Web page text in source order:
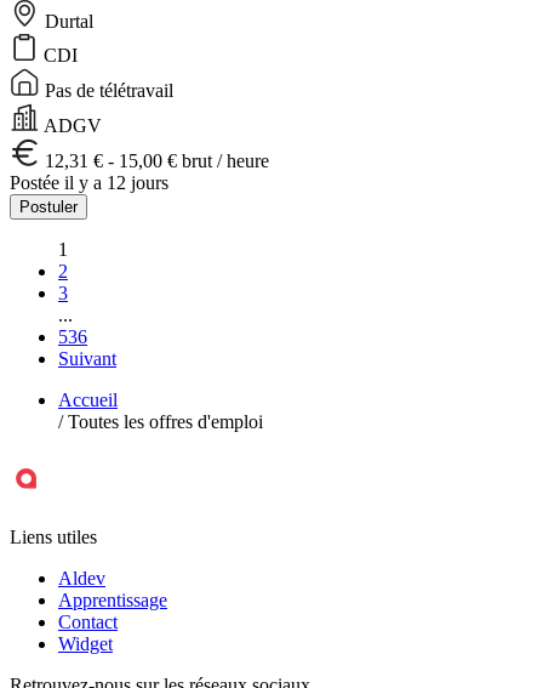
Durtal
CDI
Pas de télétravail
ADGV
12,31 € - 15,00 € brut / heure
Postée il y a 12 jours
Postuler
1
2
3
...
536
Suivant
Accueil
/ Toutes les offres d'emploi
Liens utiles
Aldev
Apprentissage
Contact
Widget